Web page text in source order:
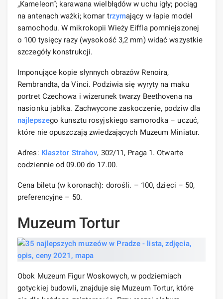
„Kameleon”; karawana wielbłądów w uchu igły; pociąg
na antenach ważki; komar trzymający w łapie model
samochodu. W mikrokopii Wieży Eiffla pomniejszonej
o 100 tysięcy razy (wysokość 3,2 mm) widać wszystkie
szczegóły konstrukcji.
Imponujące kopie słynnych obrazów Renoira,
Rembrandta, da Vinci. Podziwia się wyryty na maku
portret Czechowa i wizerunek twarzy Beethovena na
nasionku jabłka. Zachwycone zaskoczenie, podziw dla
najlepszego kunsztu rosyjskiego samorodka – uczuć,
które nie opuszczają zwiedzających Muzeum Miniatur.
Adres: Klasztor Strahov, 302/11, Praga 1. Otwarte
codziennie od 09.00 do 17.00.
Cena biletu (w koronach): dorośli. – 100, dzieci – 50,
preferencyjne – 50.
Muzeum Tortur
Obok Muzeum Figur Woskowych, w podziemiach
gotyckiej budowli, znajduje się Muzeum Tortur, które